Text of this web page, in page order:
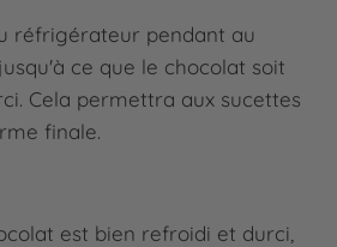
réfrigérateur pendant au
ce que le chocolat soit
Cela permettra aux sucettes
finale.
est bien refroidi et durci,